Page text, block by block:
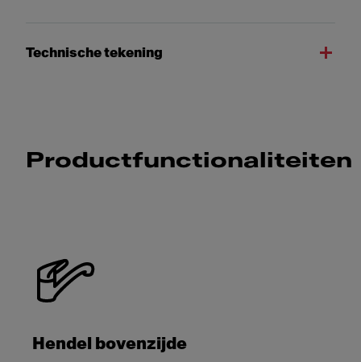
Technische tekening
Productfunctionaliteiten
Hendel bovenzijde